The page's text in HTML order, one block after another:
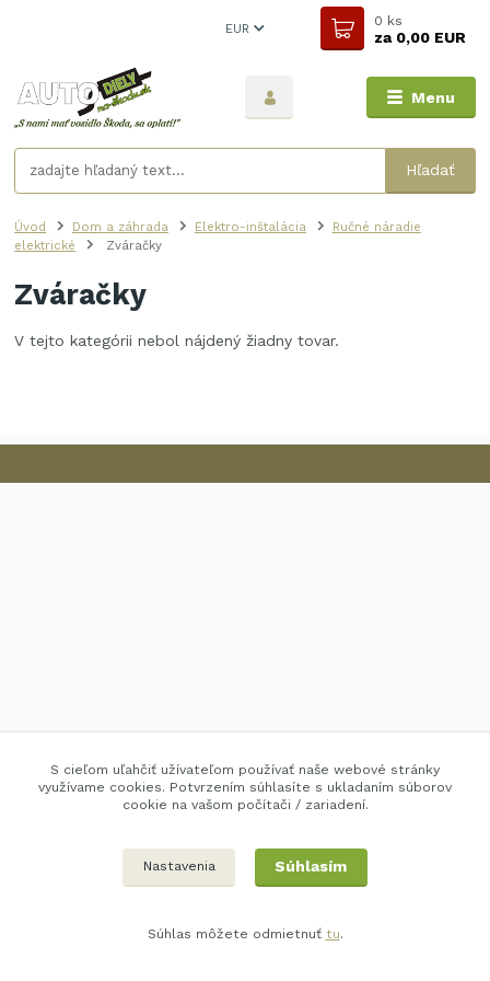
Menu
EUR
Hľadať
0 ks
za0,00 EUR
Úvod Dom a záhrada Elektro-inštalácia
Ručné náradie
elektrické
Zváračky
Zváračky
V tejto kategórii nebol nájdený žiadny tovar.
S cieľom uľahčiť užívateľom používať naše webové stránky
využívame cookies. Potvrzením súhlasíte s ukladaním súborov
cookie na vašom počítači / zariadení.
Nastavenia Súhlasím
Súhlas môžete odmietnuť tu.